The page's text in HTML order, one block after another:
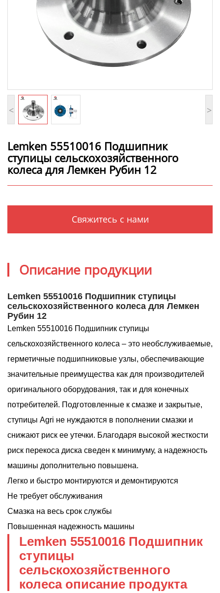
< >
Lemken 55510016 Подшипник
ступицы сельскохозяйственного
колеса для Лемкен Рубин 12
Свяжитесь с нами
Описание продукции
Lemken 55510016 Подшипник ступицы
сельскохозяйственного колеса для Лемкен
Рубин 12
Lemken 55510016 Подшипник ступицы
сельскохозяйственного колеса – это необслуживаемые,
герметичные подшипниковые узлы, обеспечивающие
значительные преимущества как для производителей
оригинального оборудования, так и для конечных
потребителей. Подготовленные к смазке и закрытые,
ступицы Agri не нуждаются в пополнении смазки и
снижают риск ее утечки. Благодаря высокой жесткости
риск перекоса диска сведен к минимуму, а надежность
машины дополнительно повышена.
Легко и быстро монтируются и демонтируются
Не требует обслуживания
Смазка на весь срок службы
Повышенная надежность машины
Lemken 55510016 Подшипник
ступицы
сельскохозяйственного
колеса описание продукта